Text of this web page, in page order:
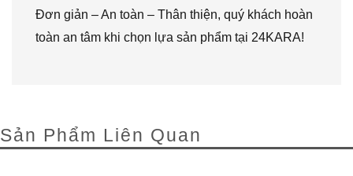
Đơn giản – An toàn – Thân thiện, quý khách hoàn
toàn an tâm khi chọn lựa sản phẩm tại 24KARA!
Sản Phẩm Liên Quan